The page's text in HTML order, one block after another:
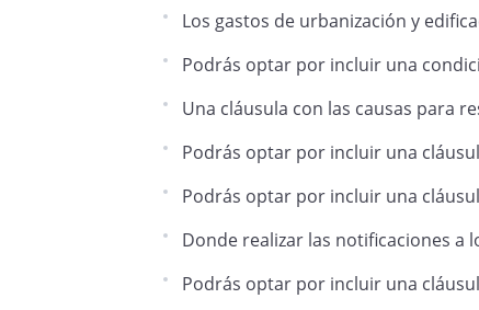
Los gastos de urbanización y
Podrás optar por incluir una
Una cláusula con las causas para
Podrás optar por incluir una
Podrás optar por incluir una
Donde realizar las notificaciones a
Podrás optar por incluir una